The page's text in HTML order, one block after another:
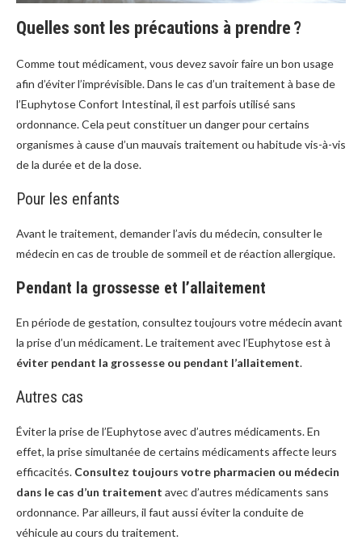
Quelles sont les précautions à prendre ?
Comme tout médicament, vous devez savoir faire un bon usage
afin d’éviter l’imprévisible. Dans le cas d’un traitement à base de
l’Euphytose Confort Intestinal, il est parfois utilisé sans
ordonnance. Cela peut constituer un danger pour certains
organismes à cause d’un mauvais traitement ou habitude vis-à-vis
de la durée et de la dose.
Pour les enfants
Avant le traitement, demander l’avis du médecin, consulter le
médecin en cas de trouble de sommeil et de réaction allergique.
Pendant la grossesse et l’allaitement
En période de gestation, consultez toujours votre médecin avant
la prise d’un médicament. Le traitement avec l’Euphytose est à
éviter pendant la grossesse ou pendant l’allaitement.
Autres cas
Éviter la prise de l’Euphytose avec d’autres médicaments. En
effet, la prise simultanée de certains médicaments affecte leurs
efficacités. Consultez toujours votre pharmacien ou médecin
dans le cas d’un traitement avec d’autres médicaments sans
ordonnance. Par ailleurs, il faut aussi éviter la conduite de
véhicule au cours du traitement.